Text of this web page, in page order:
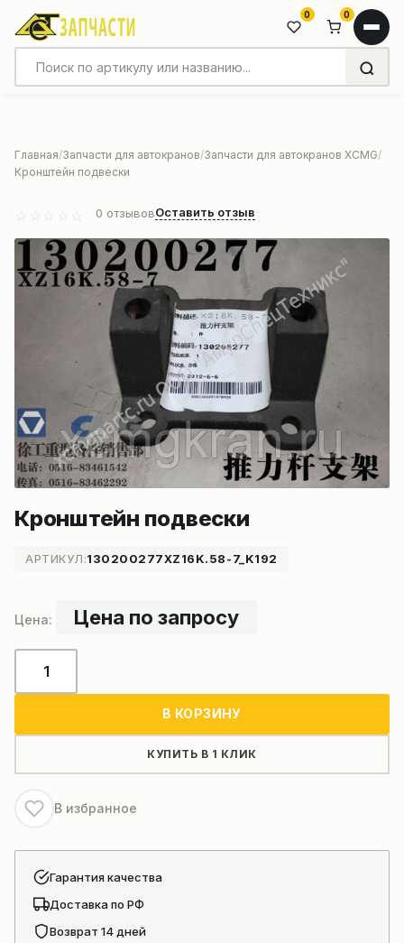
0 0
Главная Запчасти для автокранов Запчасти для автокранов XCMG
Кронштейн подвески
0 отзывовОставить отзыв
Кронштейн подвески
АРТИКУЛ:130200277XZ16K.58-7_K192
Цена по запросу
товара
В КОРЗИНУ
КУПИТЬ В 1 КЛИК
В избранное
Гарантия качества
Доставка по РФ
Возврат 14 дней